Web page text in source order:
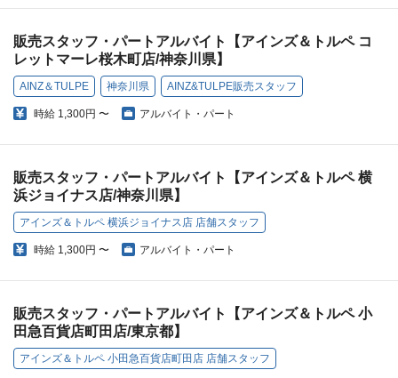
販売スタッフ・パートアルバイト【アインズ＆トルペ コ
レットマーレ桜木町店/神奈川県】
AINZ＆TULPE 神奈川県 AINZ&TULPE販売スタッフ
時給 1,300円 〜 アルバイト・パート
販売スタッフ・パートアルバイト【アインズ＆トルペ 横
浜ジョイナス店/神奈川県】
アインズ＆トルペ 横浜ジョイナス店 店舗スタッフ
時給 1,300円 〜 アルバイト・パート
販売スタッフ・パートアルバイト【アインズ＆トルペ 小
田急百貨店町田店/東京都】
アインズ＆トルペ 小田急百貨店町田店 店舗スタッフ